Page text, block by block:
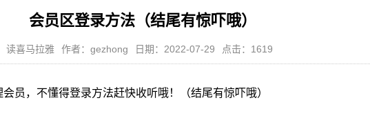
会员区登录方法（结尾有惊吓哦）
读喜马拉雅 作者：gezhong 日期：2022-07-29 点击：1619
员，不懂得登录方法赶快收听哦！（结尾有惊吓哦）